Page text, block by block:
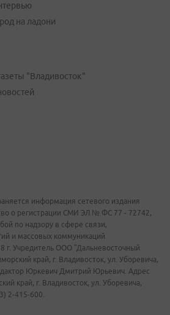
на ладони
"Владивосток"
информация сетевого издания
о регистрации СМИ ЭЛ № ФС 77 - 72742,
по надзору в сфере связи,
и массовых коммуникаций
г. Учредитель ООО "Дальневосточный
край, г. Владивосток, ул. Уборевича,
Юркевич Дмитрий Юрьевич. Адрес
край, г. Владивосток, ул. Уборевича,
2-415-600.